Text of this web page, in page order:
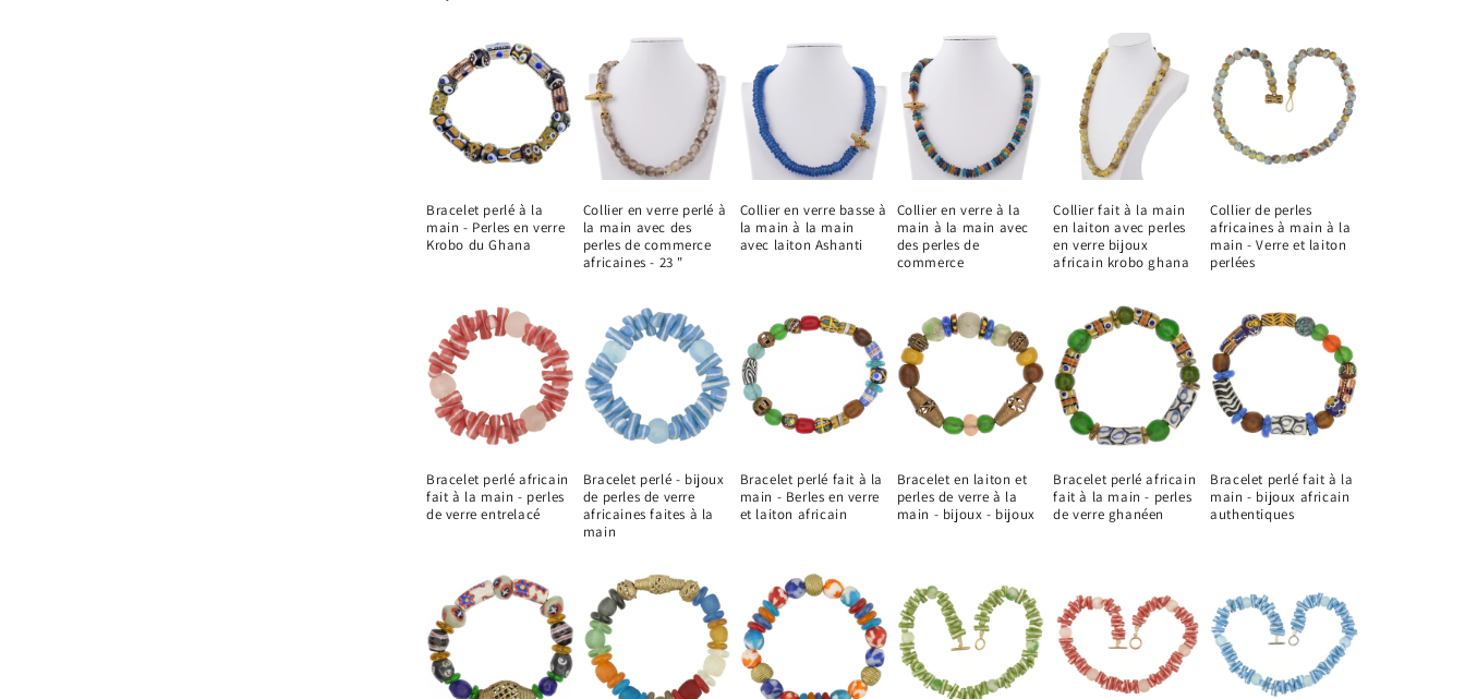
Bracelet perlé à la
main - Perles en verre
Krobo du Ghana
Collier en verre perlé à
la main avec des
perles de commerce
africaines - 23 "
Collier en verre basse à
la main à la main
avec laiton Ashanti
Collier en verre à la
main à la main avec
des perles de
commerce
Collier fait à la main
en laiton avec perles
en verre bijoux
africain krobo ghana
Collier de perles
africaines à main à la
main - Verre et laiton
perlées
Bracelet perlé africain
fait à la main - perles
de verre entrelacé
Bracelet perlé - bijoux
de perles de verre
africaines faites à la
main
Bracelet perlé fait à la
main - Berles en verre
et laiton africain
Bracelet en laiton et
perles de verre à la
main - bijoux - bijoux
Bracelet perlé africain
fait à la main - perles
de verre ghanéen
Bracelet perlé fait à la
main - bijoux africain
authentiques